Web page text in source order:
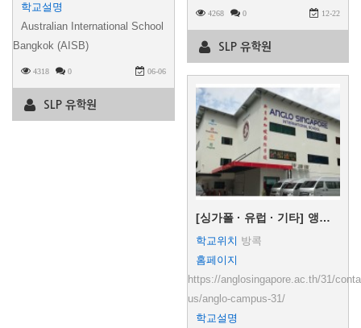
학교설명
Australian International School
Bangkok (AISB)
4318 0 06-06
SLP 유학원
4268 0 12-22
SLP 유학원
[싱가폴 · 유럽 · 기타] 앵글로싱가폴 국제학교 (31캠퍼스)
학교위치 방콕
홈페이지
https://anglosingapore.ac.th/31/
us/anglo-campus-31/
학교설명